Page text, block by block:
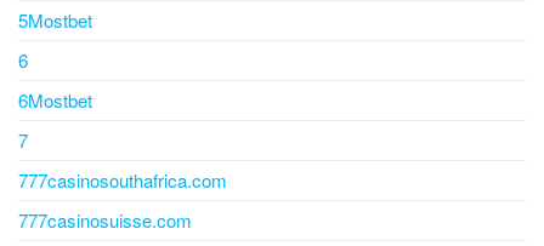
5Mostbet
6
6Mostbet
7
777casinosouthafrica.com
777casinosuisse.com